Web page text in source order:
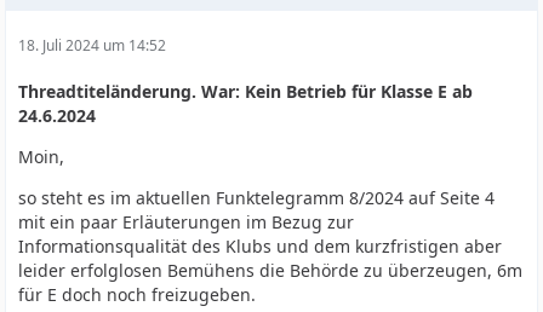
18. Juli 2024 um 14:52
Threadtiteländerung. War: Kein Betrieb für Klasse E ab
24.6.2024
Moin,
so steht es im aktuellen Funktelegramm 8/2024 auf Seite 4
mit ein paar Erläuterungen im Bezug zur
Informationsqualität des Klubs und dem kurzfristigen aber
leider erfolglosen Bemühens die Behörde zu überzeugen, 6m
für E doch noch freizugeben.